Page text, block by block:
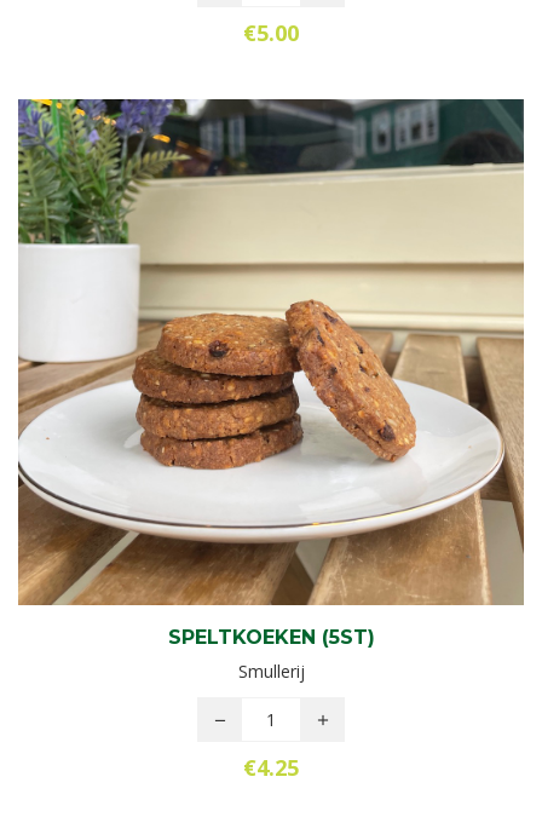
€5.00
SPELTKOEKEN (5ST)
Smullerij
€4.25